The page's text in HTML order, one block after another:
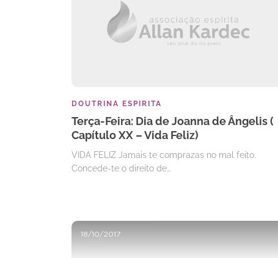
DOUTRINA ESPIRITA
Terça-Feira: Dia de Joanna de Ângelis (
Capítulo XX – Vida Feliz)
VIDA FELIZ Jamais te comprazas no mal feito.
Concede-te o direito de…
18/10/2017